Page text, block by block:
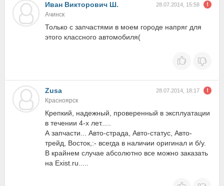
Иван Викторович Ш.
28.07.2014, 15:58
Ачинск
Только с запчастями в моем городе напряг для
этого классного автомобиля(
Zusa 28.07.2014, 18:17
Красноярск
Крепкий, надежный, проверенный в эксплуатации
в течении 4-х лет.....
А запчасти... Авто-страда, Авто-статус, Авто-
трейд, Восток,:- всегда в наличии оригинал и б/у.
В крайнем случае абсолютно все можно заказать
на Exist.ru.....